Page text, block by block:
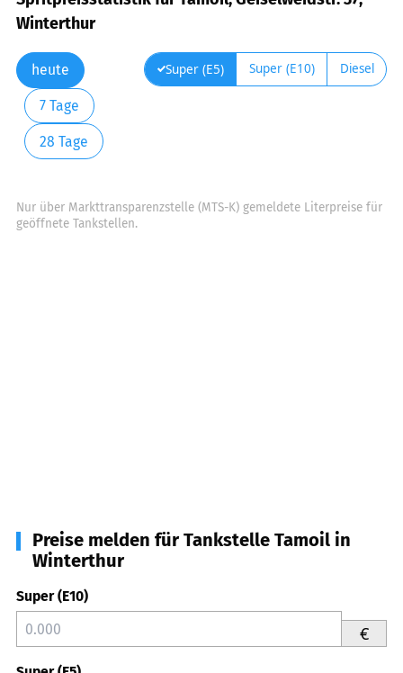
Winterthur
heute
7 Tage
28 Tage
Super (E5) Super (E10) Diesel
Nur über Markttransparenzstelle (MTS-K) gemeldete Literpreise für
geöffnete Tankstellen.
Preise melden für Tankstelle Tamoil in
Winterthur
Super (E10)
€